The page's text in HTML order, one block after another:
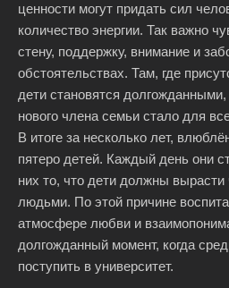
ценности могут придать сил
количество энергии. Так важно
стену, поддержку, внимание и
обстоятельствах. Там, где
дети становятся
нового члена семьи стало для
В итоге за несколько лет,
пятеро детей. Каждый день они
них то, что дети должны
людьми. По этой причине
атмосфере любви и
долгожданный момент, когда
поступить в университет.